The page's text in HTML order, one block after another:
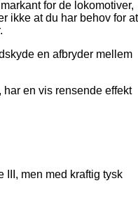
for de lokomotiver,
ikke at du har behov for at
en afbryder mellem
en vis rensende effekt
III, men med kraftig tysk